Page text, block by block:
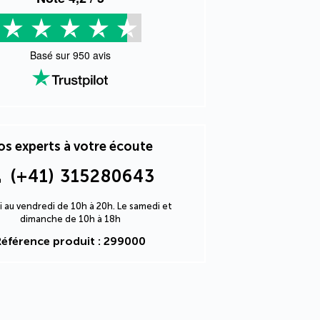
Basé sur 950 avis
experts à votre écoute
(+41) 315280643
au vendredi de 10h à 20h. Le samedi et
dimanche de 10h à 18h
produit : 299000